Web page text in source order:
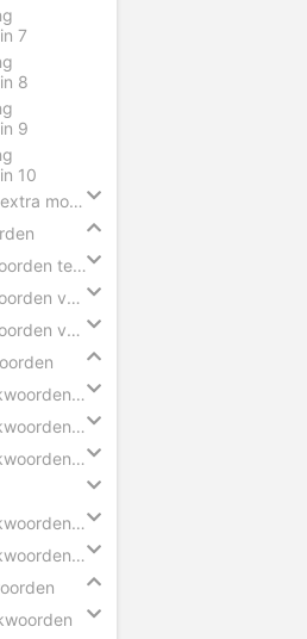
7
8
9
10
werkwoordspelling extra moeilijk
regelmatige werkwoorden tegenwoordige tijd
regelmatige werkwoorden verleden tijd
regelmatige werkwoorden voltooid deelwoord
onregelmatige werkwoorden verleden tijd - ik
onregelmatige werkwoorden verleden tijd - wij
onregelmatige werkwoorden voltooid deelwoord
onregelmatige werkwoorden verleden tijd - zinnen
onregelmatige werkwoorden voltooid deelwoord - zinnen